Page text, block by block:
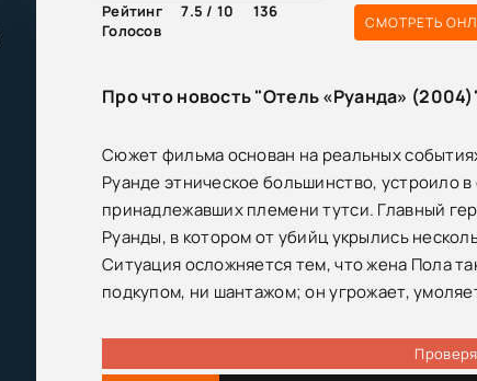
Рейтинг
7.5 / 10
136
Голосов
СМОТРЕТЬ
Про что новость "Отель «Руанда»
Сюжет фильма основан на реальных
Руанде этническое большинство, устроило
принадлежавших племени тутси. Главный
Руанды, в котором от убийц укрылись
Ситуация осложняется тем, что жена Пола
подкупом, ни шантажом; он угрожает,